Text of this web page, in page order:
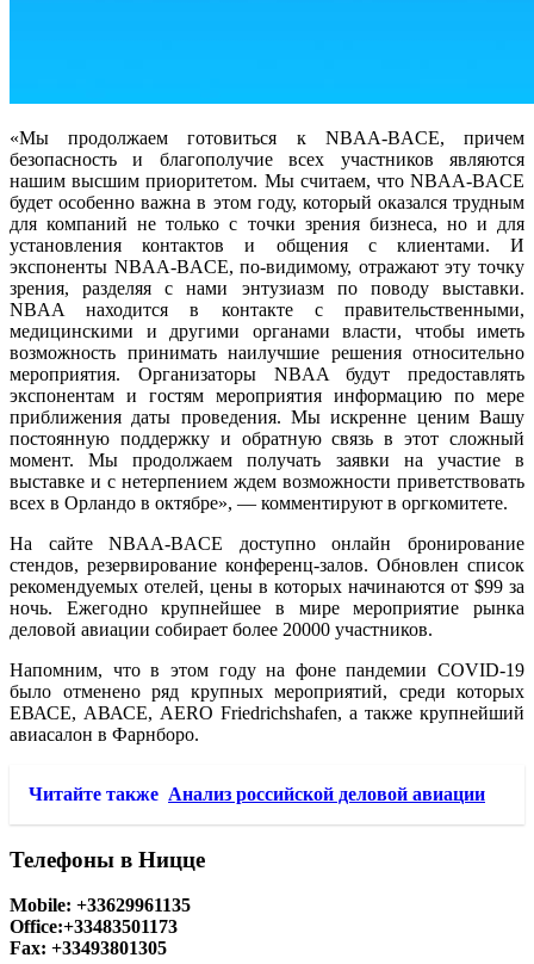
«Мы продолжаем готовиться к NBAA-BACE, причем
безопасность и благополучие всех участников являются
нашим высшим приоритетом. Мы считаем, что NBAA-BACE
будет особенно важна в этом году, который оказался трудным
для компаний не только с точки зрения бизнеса, но и для
установления контактов и общения с клиентами. И
экспоненты NBAA-BACE, по-видимому, отражают эту точку
зрения, разделяя с нами энтузиазм по поводу выставки.
NBAA находится в контакте с правительственными,
медицинскими и другими органами власти, чтобы иметь
возможность принимать наилучшие решения относительно
мероприятия. Организаторы NBAA будут предоставлять
экспонентам и гостям мероприятия информацию по мере
приближения даты проведения. Мы искренне ценим Вашу
постоянную поддержку и обратную связь в этот сложный
момент. Мы продолжаем получать заявки на участие в
выставке и с нетерпением ждем возможности приветствовать
всех в Орландо в октябре», — комментируют в оргкомитете.
На сайте NBAA-BACE доступно онлайн бронирование
стендов, резервирование конференц-залов. Обновлен список
рекомендуемых отелей, цены в которых начинаются от $99 за
ночь. Ежегодно крупнейшее в мире мероприятие рынка
деловой авиации собирает более 20000 участников.
Напомним, что в этом году на фоне пандемии COVID-19
было отменено ряд крупных мероприятий, среди которых
ЕВАСЕ, АВАСЕ, AERO Friedrichshafen, а также крупнейший
авиасалон в Фарнборо.
Читайте также Анализ российской деловой авиации
Телефоны в Ницце
Mobile: +33629961135
Office:+33483501173
Fax: +33493801305